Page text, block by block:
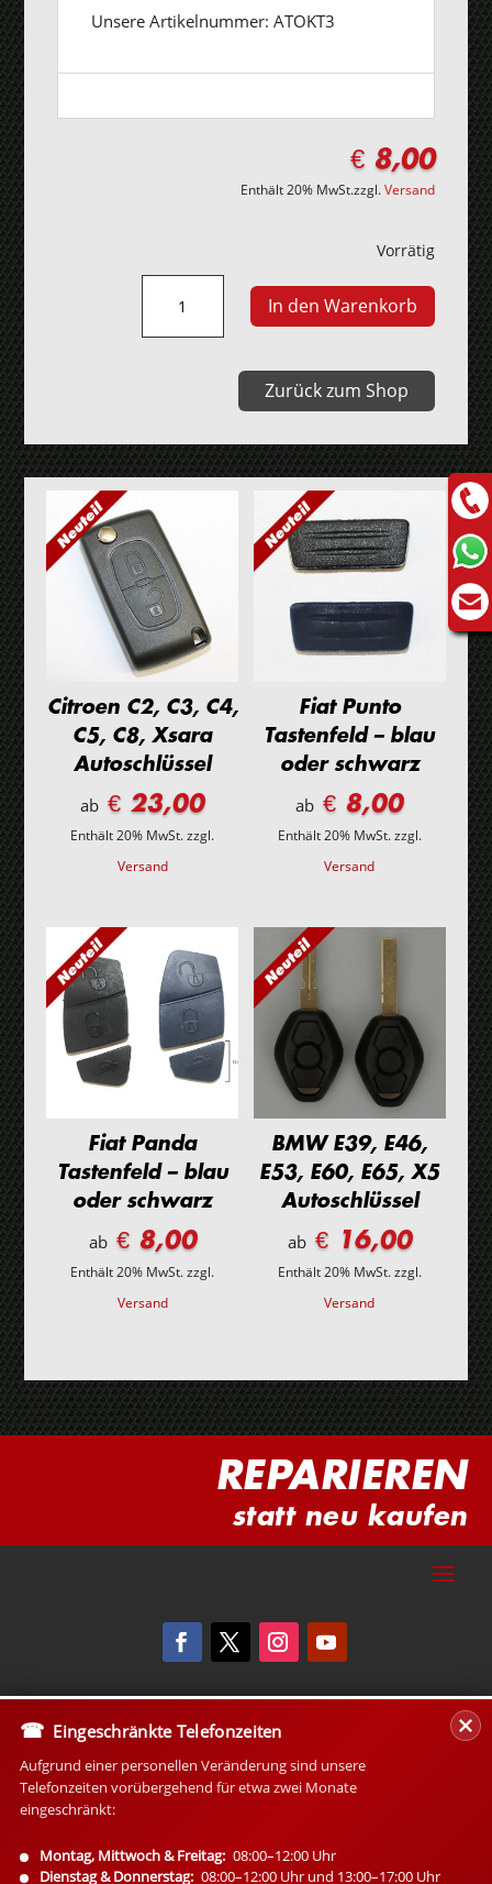
Unsere Artikelnummer: ATOKT3
€ 8,00
Enthält 20% MwSt.zzgl.Versand
Vorrätig
Corolla,
Lexus,
In den Warenkorb
Zurück zum Shop
Citroen C2, C3, C4,
C5, C8, Xsara
Autoschlüssel
ab € 23,00
Enthält 20% MwSt.zzgl.
Versand
Fiat Punto
Tastenfeld – blau
oder schwarz
ab € 8,00
Enthält 20% MwSt.zzgl.
Versand
Fiat Panda
Tastenfeld – blau
oder schwarz
ab€ 8,00
Enthält 20% MwSt.zzgl.
Versand
BMW E39, E46,
E53, E60, E65, X5
Autoschlüssel
ab€ 16,00
Enthält 20% MwSt.zzgl.
Versand
REPARIEREN
statt neu kaufen
Eingeschränkte Telefonzeiten
Aufgrund einer personellen Veränderung sind unsere
Telefonzeiten vorübergehend für etwa zwei Monate
eingeschränkt:
Montag, Mittwoch & Freitag: 08:00–12:00 Uhr
Dienstag & Donnerstag: 08:00–12:00 Uhr und 13:00–17:00 Uhr